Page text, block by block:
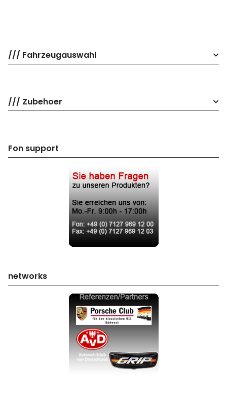
/// Fahrzeugauswahl
/// Zubehoer
Fon support
networks